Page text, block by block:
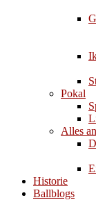
Pokal
Alles
Historie
Ballblogs